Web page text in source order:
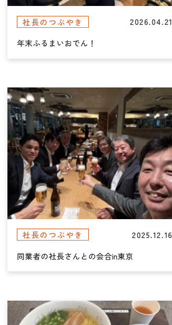
社長のつぶやき
2026.04.21
年末ふるまいおでん！
社長のつぶやき
2025.12.16
同業者の社長さんとの会合in東京